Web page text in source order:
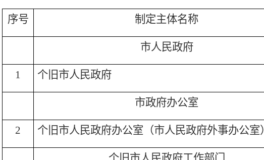
序号 制定主体名称
市人民政府
1 个旧市人民政府
市政府办公室
2 个旧市人民政府办公室 （市人民政府外事办公室